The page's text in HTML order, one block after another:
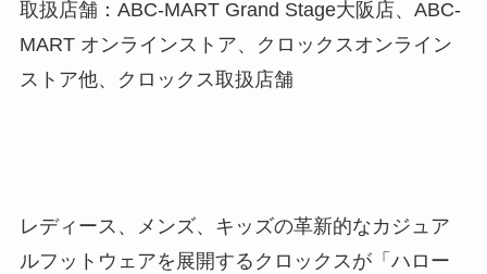
取扱店舗：ABC-MART Grand Stage大阪店、ABC-
MART オンラインストア、クロックスオンライン
ストア他、クロックス取扱店舗
レディース、メンズ、キッズの革新的なカジュア
ルフットウェアを展開するクロックスが「ハロー